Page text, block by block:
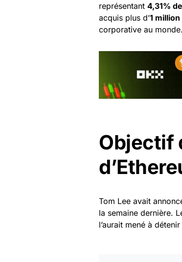
représentant 4,31%
acquis plus d’1 million
corporative au monde.
Objectif
Tom Lee avait
la semaine dernière.
l’aurait mené à